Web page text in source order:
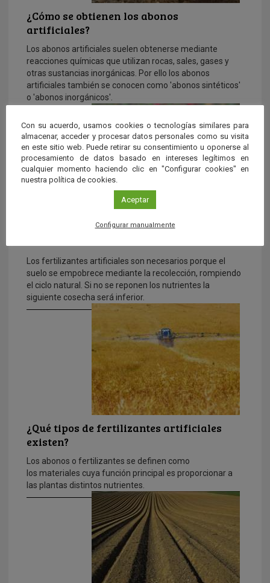
¿Cómo se obtienen los abonos
artificiales?
Los abonos artificiales suelen obtenerse mediante
reacciones químicas que utilizan rocas, sales, gases y
otras sustancias inorgánicas. Por ello los abonos
artificiales también se conocen como 'abonos sintéticos'
o 'abonos inorgánicos'.
¿Son necesarios los fertilizantes
Los fertilizantes artificiales son necesarios porque el
suelo se empobrece mediante la recolección, rompiendo
el ciclo natural. Si no se reponen los nutrientes la
siguiente cosecha será inferior.
¿Qué tipos de fertilizantes artificiales
existen?
Los abonos o fertilizantes se definen como
los materiales cuya función principal es proporcionar a
las plantas distintos nutrientes.
Con su acuerdo, usamos cookies o tecnologías similares para
almacenar, acceder y procesar datos personales como su visita
en este sitio web. Puede retirar su consentimiento u oponerse al
procesamiento de datos basado en intereses legítimos en
cualquier momento haciendo clic en "Configurar cookies" en
nuestra política de cookies.
Aceptar
Configurar manualmente